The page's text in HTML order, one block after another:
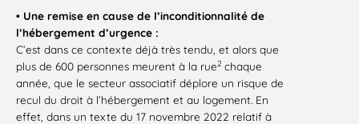
• Une remise en cause de l’inconditionnalité de
l’hébergement d’urgence :
C’est dans ce contexte déjà très tendu, et alors que
plus de 600 personnes meurent à la rue2 chaque
année, que le secteur associatif déplore un risque de
recul du droit à l’hébergement et au logement. En
effet, dans un texte du 17 novembre 2022 relatif à